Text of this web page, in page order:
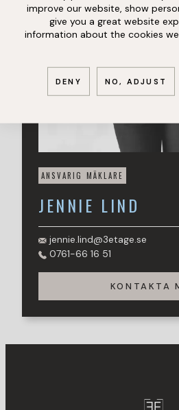
ANSVARIG MÄKLARE
JENNIE LIND
jennie.lind@3etage.se
0761-66 16 51
KONTAKTA
improve our website, show
give you a great website
information about the cookies
DENY NO, ADJUST